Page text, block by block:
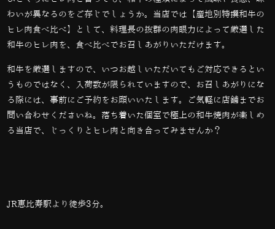
わいが異なるのをご存じでしょうか。当店では【産地別特撰和牛の
ヒレ肉食べ比べ】として、料理長の抜群の肉眼力によって厳選した
和牛のヒレ肉を、食べ比べでお召しあがりいただけます。
和牛を厳選しますので、いつお越しいただいてもご対応できるとい
うものではなく、入荷数が限られていますので、お召しあがりにな
る際には、事前にご予約をお願いいたします。ご気軽に店舗までお
問い合わせくださいね。落ち着いた個室で極上の和牛焼肉が楽しめ
る当店で、じっくりとヒレ肉と向き合ってみませんか？
JR恵比寿駅より徒歩3分。